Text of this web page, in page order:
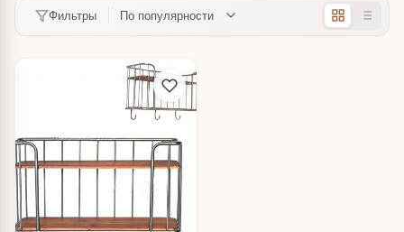
Фильтры